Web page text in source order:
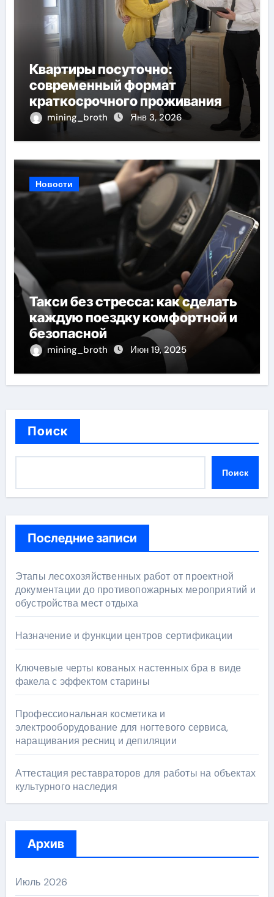
Квартиры посуточно:
современный формат
краткосрочного проживания
mining_broth Янв 3, 2026
Новости
Такси без стресса: как сделать
каждую поездку комфортной и
безопасной
mining_broth Июн 19, 2025
Поиск
Поиск
Последние записи
Этапы лесохозяйственных работ от проектной
документации до противопожарных мероприятий и
обустройства мест отдыха
Назначение и функции центров сертификации
Ключевые черты кованых настенных бра в виде
факела с эффектом старины
Профессиональная косметика и
электрооборудование для ногтевого сервиса,
наращивания ресниц и депиляции
Аттестация реставраторов для работы на объектах
культурного наследия
Архив
Июль 2026